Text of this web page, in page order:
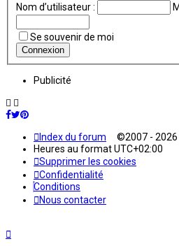
Nom d’utilisateur :
Se souvenir de moi
Publicité
Index du forum ©2007 - 2026
Heures au formatUTC+02:00
Supprimer les cookies
Confidentialité
Conditions
Nous contacter